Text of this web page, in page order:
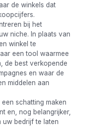
de winkels dat
bij het
niche. In plaats van
winkel te
een tool waarmee
de best verkopende
en waar de
middelen aan
schatting maken
en, nog belangrijker,
uw bedrijf te laten